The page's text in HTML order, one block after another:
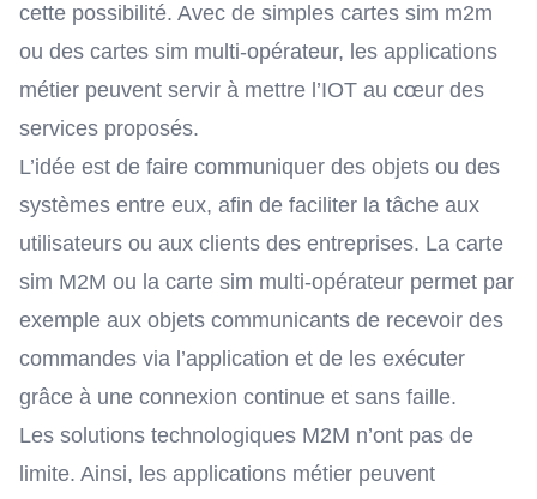
cette possibilité. Avec de simples cartes sim m2m
ou des cartes sim multi-opérateur, les applications
métier peuvent servir à mettre l’IOT au cœur des
services proposés.
L’idée est de faire communiquer des objets ou des
systèmes entre eux, afin de faciliter la tâche aux
utilisateurs ou aux clients des entreprises. La carte
sim M2M ou la carte sim multi-opérateur permet par
exemple aux objets communicants de recevoir des
commandes via l’application et de les exécuter
grâce à une connexion continue et sans faille.
Les solutions technologiques M2M n’ont pas de
limite. Ainsi, les applications métier peuvent